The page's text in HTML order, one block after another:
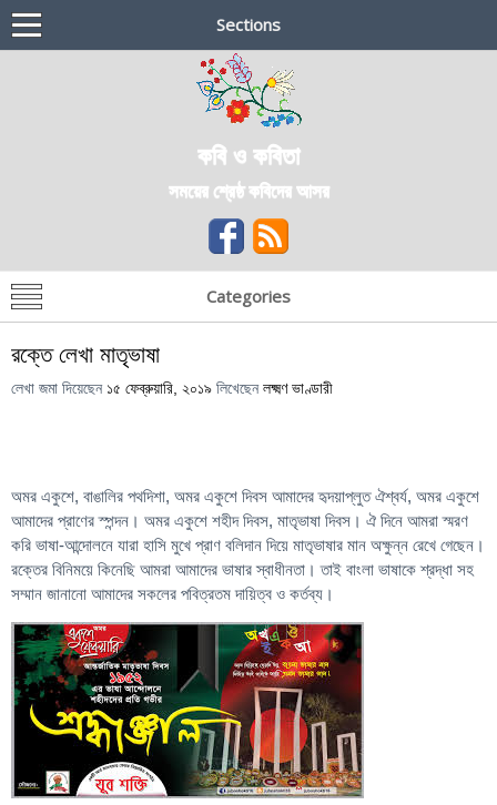
Sections
কবি ও কবিতা
সময়ের শ্রেষ্ঠ কবিদের আসর
Categories
রক্তে লেখা মাতৃভাষা
লেখা জমা দিয়েছেন ১৫ ফেব্রুয়ারি, ২০১৯ লিখেছেন লক্ষ্মণ ভাণ্ডারী
অমর একুশে, বাঙালির পথদিশা, অমর একুশে দিবস আমাদের হৃদয়াপ্লুত ঐশ্বর্য, অমর একুশে
আমাদের প্রাণের স্পন্দন। অমর একুশে শহীদ দিবস, মাতৃভাষা দিবস। ঐ দিনে আমরা স্মরণ
করি ভাষা-আন্দোলনে যারা হাসি মুখে প্রাণ বলিদান দিয়ে মাতৃভাষার মান অক্ষুন্ন রেখে গেছেন।
রক্তের বিনিময়ে কিনেছি আমরা আমাদের ভাষার স্বাধীনতা। তাই বাংলা ভাষাকে শ্রদ্ধা সহ
সম্মান জানানো আমাদের সকলের পবিত্রতম দায়িত্ব ও কর্তব্য।